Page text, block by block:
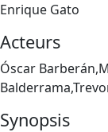
Enrique Gato
Acteurs
Óscar
Synopsis